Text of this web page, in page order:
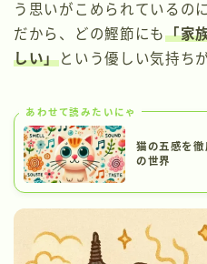
う思いがこめられているの
だから、どの鰹節にも「家
しい」という優しい気持ち
あわせて読みたいにゃ
猫の五感を
の世界